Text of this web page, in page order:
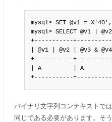
mysql> SET @v1 =
mysql> SELECT @v1 |
+-----------
| @v1 | @v2 | @v3 &
+-----------
| A         | A
+-----------
バイナリ文字列コンテキストで
同じである必要があります。そ